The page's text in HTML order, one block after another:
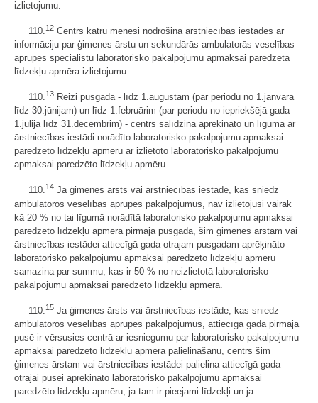
izlietojumu.
110. 12 Centrs katru mēnesi nodrošina ārstniecības iestādes ar
informāciju par ģimenes ārstu un sekundārās ambulatorās veselības
aprūpes speciālistu laboratorisko pakalpojumu apmaksai paredzētā
līdzekļu apmēra izlietojumu.
110.13 Reizi pusgadā - līdz 1.augustam (par periodu no 1.janvāra
līdz 30.jūnijam) un līdz 1.februārim (par periodu no iepriekšējā gada
1.jūlija līdz 31.decembrim) - centrs salīdzina aprēķināto un līgumā ar
ārstniecības iestādi norādīto laboratorisko pakalpojumu apmaksai
paredzēto līdzekļu apmēru ar izlietoto laboratorisko pakalpojumu
apmaksai paredzēto līdzekļu apmēru.
110.14 Ja ģimenes ārsts vai ārstniecības iestāde, kas sniedz
ambulatoros veselības aprūpes pakalpojumus, nav izlietojusi vairāk
kā 20 % no tai līgumā norādītā laboratorisko pakalpojumu apmaksai
paredzēto līdzekļu apmēra pirmajā pusgadā, šim ģimenes ārstam vai
ārstniecības iestādei attiecīgā gada otrajam pusgadam aprēķināto
laboratorisko pakalpojumu apmaksai paredzēto līdzekļu apmēru
samazina par summu, kas ir 50 % no neizlietotā laboratorisko
pakalpojumu apmaksai paredzēto līdzekļu apmēra.
110. 15 Ja ģimenes ārsts vai ārstniecības iestāde, kas sniedz
ambulatoros veselības aprūpes pakalpojumus, attiecīgā gada pirmajā
pusē ir vērsusies centrā ar iesniegumu par laboratorisko pakalpojumu
apmaksai paredzēto līdzekļu apmēra palielināšanu, centrs šim
ģimenes ārstam vai ārstniecības iestādei palielina attiecīgā gada
otrajai pusei aprēķināto laboratorisko pakalpojumu apmaksai
paredzēto līdzekļu apmēru, ja tam ir pieejami līdzekļi un ja: